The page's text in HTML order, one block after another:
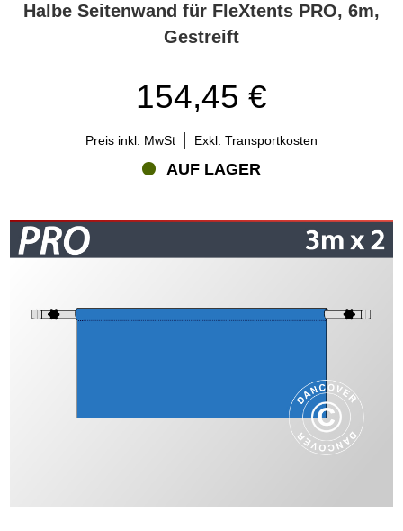
Halbe Seitenwand für FleXtents PRO, 6m,
Gestreift
154,45 €
Preis inkl. MwSt Exkl. Transportkosten
AUF LAGER